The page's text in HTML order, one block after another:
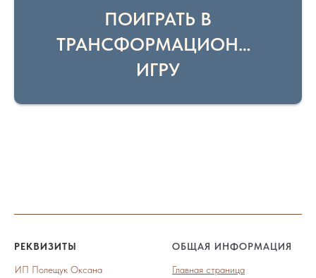
ПОИГРАТЬ В
ТРАНСФОРМАЦИОННУЮ
ИГРУ
РЕКВИЗИТЫ
ИП Полещук Оксана
ОБЩАЯ ИНФОРМАЦИЯ
Главная страница